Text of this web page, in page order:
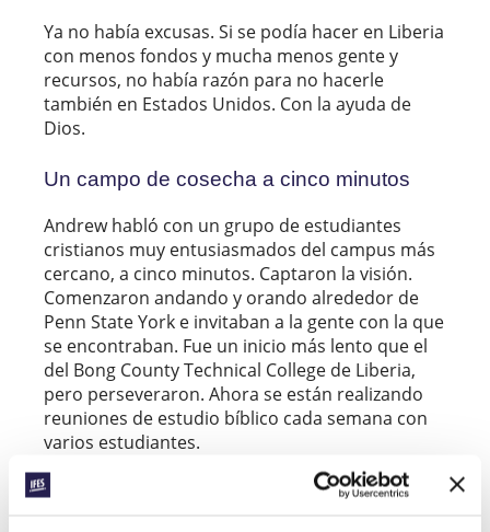
Ya no había excusas. Si se podía hacer en Liberia
con menos fondos y mucha menos gente y
recursos, no había razón para no hacerle
también en Estados Unidos. Con la ayuda de
Dios.
Un campo de cosecha a cinco minutos
Andrew habló con un grupo de estudiantes
cristianos muy entusiasmados del campus más
cercano, a cinco minutos. Captaron la visión.
Comenzaron andando y orando alrededor de
Penn State York e invitaban a la gente con la que
se encontraban. Fue un inicio más lento que el
del Bong County Technical College de Liberia,
pero perseveraron. Ahora se están realizando
reuniones de estudio bíblico cada semana con
varios estudiantes.
Hace poco asistió un estudiante internacional